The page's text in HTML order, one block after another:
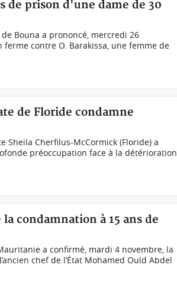
de prison d'une dame de 30
Bouna a prononcé, mercredi 26
contre O. Barakissa, une femme de
de Floride condamne
Sheila Cherfilus-McCormick (Floride) a
préoccupation face à la détérioration
condamnation à 15 ans de
a confirmé, mardi 4 novembre, la
chef de l’État Mohamed Ould Abdel